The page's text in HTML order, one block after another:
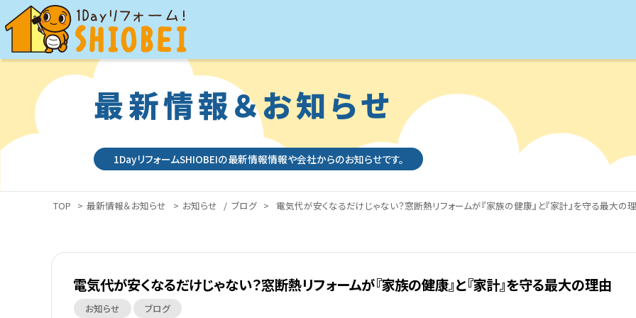
最新情報＆お知らせ
1DayリフォームSHIOBEIの最新情報情報や会社からのお知らせです。
TOP > 最新情報＆お知らせ > お知らせ / ブログ > 電気代が安くなるだけじゃない？窓断熱リフォームが『家族の健康』と『家計』を守る最大の
電気代が安くなるだけじゃない？窓断熱リフォームが『家族の健康』と『家計』を守る最大の理由
お知らせ ブログ